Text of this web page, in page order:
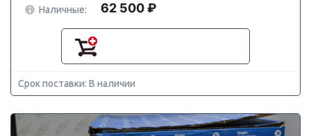
Наличные:
62 500 ₽
Срок поставки: В наличии